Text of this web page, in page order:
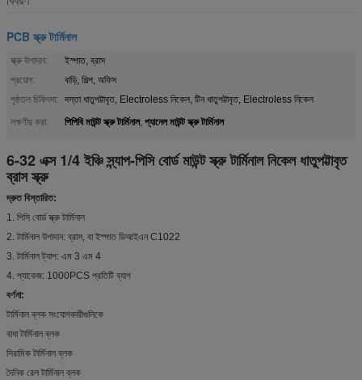
PCB স্ক্রু টার্মিনাল
স্ক্রু উপাদান:
ইস্পাত, ব্রাস
প্রয়োগ:
বাড়ি, শিল্প, অফিস
পৃষ্ঠতল চিকিৎসা:
দস্তা ধাতুপট্টাবৃত, Electroless নিকেল, টিন ধাতুপট্টাবৃত, Electroless নিকেল
লক্ষণীয় করা:
পিপিবি মাউন্ট স্ক্রু টার্মিনাল, প্যানেল মাউন্ট স্ক্রু টার্মিনাল
6-32 এক্স 1/4 ইঞ্চি স্ন্যাপ-পিসি বোর্ড মাউন্ট স্ক্রু টার্মিনাল নিকেল ধাতুপট্টাবৃত
ব্রাস স্ক্রু
দ্রুত বিস্তারিত:
1. পিসি বোর্ড স্ক্রু টার্মিনাল
2. টার্মিনাল উপাদান: ব্রাস, বা ইস্পাত ডিআইএন C1022
3. টার্মিনাল ট্যাপ: এম 3 এম 4
4. প্যাকেজ: 1000PCS প্রতিটি ব্যাগ
বর্ণনা:
টার্মিনাল ব্লক সংযোগকারীগুলিকে
বাধা টার্মিনাল ব্লক
সিরামিক টার্মিনাল ব্লক
দৈনিক রেল টার্মিনাল ব্লক